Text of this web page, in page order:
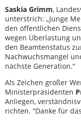
Saskia Grimm,
unterstrich: „Junge
den öffentlichen
wegen Überlastung
den Beamtenstatus
Nachwuchsmangel
nächste Generation.“
Als Zeichen großer
Ministerpräsidenten
Anliegen,
richten. “Danke für